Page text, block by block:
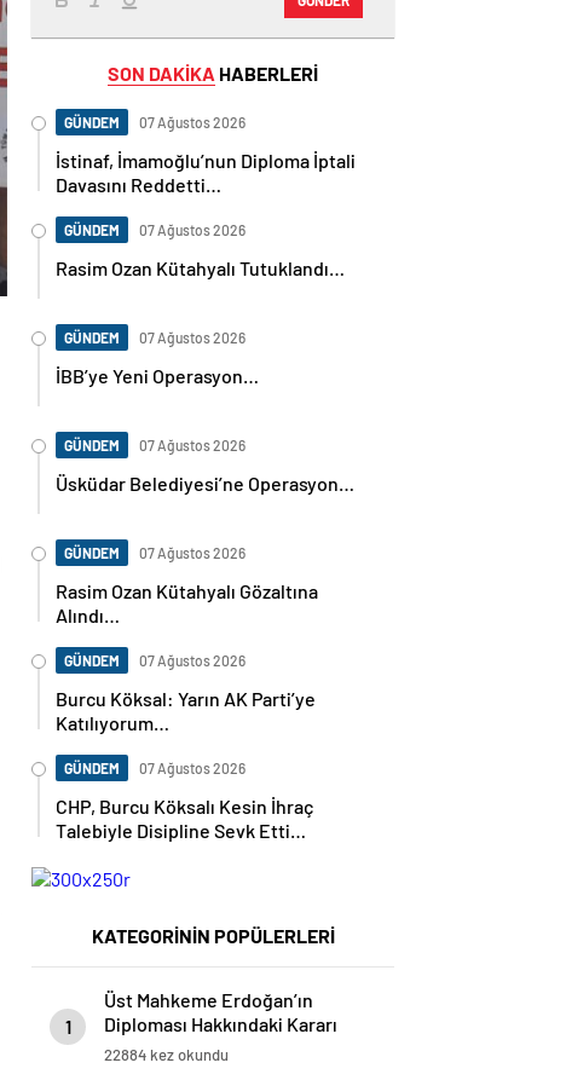
SON DAKİKA HABERLERİ
GÜNDEM 07 Ağustos 2026
İstinaf, İmamoğlu’nun Diploma İptali
Davasını Reddetti…
GÜNDEM 07 Ağustos 2026
Rasim Ozan Kütahyalı Tutuklandı…
GÜNDEM 07 Ağustos 2026
İBB’ye Yeni Operasyon…
GÜNDEM 07 Ağustos 2026
Üsküdar Belediyesi’ne Operasyon…
GÜNDEM 07 Ağustos 2026
Rasim Ozan Kütahyalı Gözaltına
Alındı…
GÜNDEM 07 Ağustos 2026
Burcu Köksal: Yarın AK Parti’ye
Katılıyorum…
GÜNDEM 07 Ağustos 2026
CHP, Burcu Köksalı Kesin İhraç
Talebiyle Disipline Sevk Etti…
KATEGORİNİN POPÜLERLERİ
1
Üst Mahkeme Erdoğan’ın
Diploması Hakkındaki Kararı
Kaldırdı…
22884 kez okundu